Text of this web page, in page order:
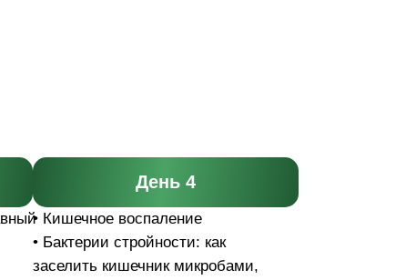
День 4
• Кишечное воспаление
• Бактерии стройности: как
заселить кишечник микробами,